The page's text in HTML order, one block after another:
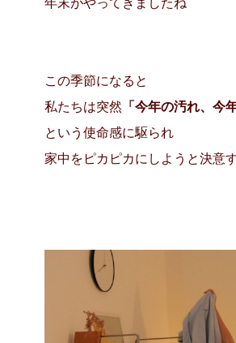
年末がやってきましたね
この季節になると
私たちは突然 「今年の汚れ、今
という使命感に駆られ
家中をピカピカにしようと決意